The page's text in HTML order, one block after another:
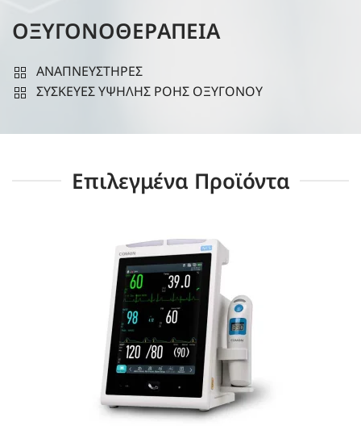
ΟΞΥΓΟΝΟΘΕΡΑΠΕΙΑ
ΑΝΑΠΝΕΥΣΤΗΡΕΣ
ΣΥΣΚΕΥΕΣ ΥΨΗΛΗΣ ΡΟΗΣ ΟΞΥΓΟΝΟΥ
Επιλεγμένα Προϊόντα